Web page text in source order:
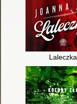
Laleczka